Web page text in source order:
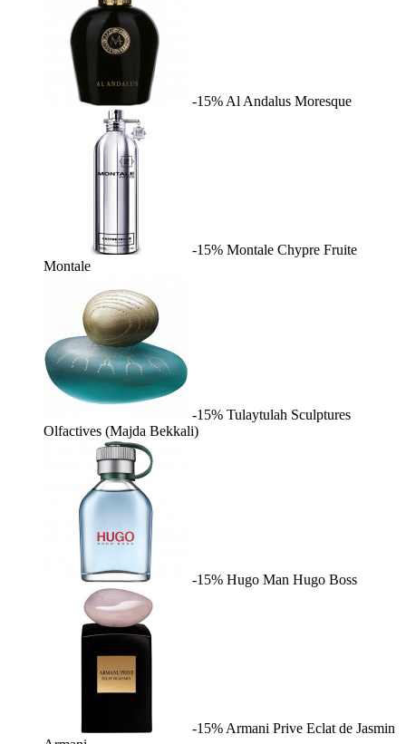
-15% Al Andalus Moresque
-15% Montale Chypre Fruite
Montale
-15% Tulaytulah Sculptures
Olfactives (Majda Bekkali)
-15% Hugo Man Hugo Boss
-15% Armani Prive Eclat de Jasmin